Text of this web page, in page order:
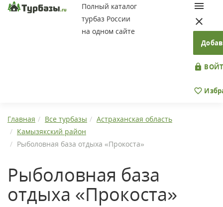
Полный каталог
турбаз России
на одном сайте
Главная Все турбазы
Астраханская область
Камызякский район
Рыболовная база отдыха «Прокоста»
Рыболовная база
отдыха «Прокоста»